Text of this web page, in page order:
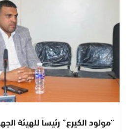
“مولود الكيرع” رئيساً للهيئة